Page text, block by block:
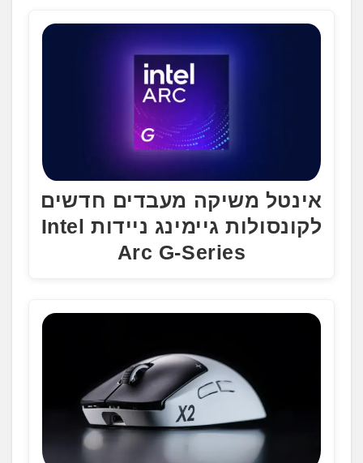
אינטל משיקה מעבדים חדשים
לקונסולות גיימינג ניידות Intel
Arc G-Series